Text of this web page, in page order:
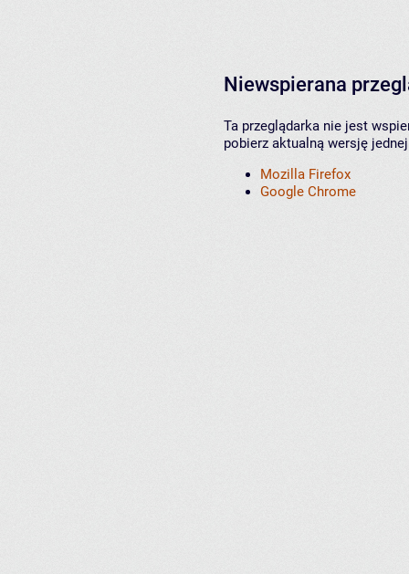
Niewspierana
Ta przeglądarka nie jest
pobierz aktualną wersję
Mozilla Firefox
Google Chrome